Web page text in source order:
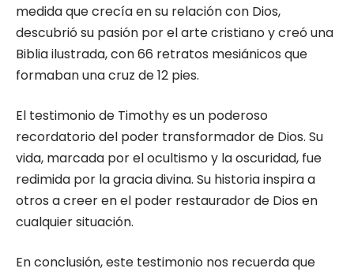
medida que crecía en su relación con Dios,
descubrió su pasión por el arte cristiano y creó una
Biblia ilustrada, con 66 retratos mesiánicos que
formaban una cruz de 12 pies.
El testimonio de Timothy es un poderoso
recordatorio del poder transformador de Dios. Su
vida, marcada por el ocultismo y la oscuridad, fue
redimida por la gracia divina. Su historia inspira a
otros a creer en el poder restaurador de Dios en
cualquier situación.
En conclusión, este testimonio nos recuerda que